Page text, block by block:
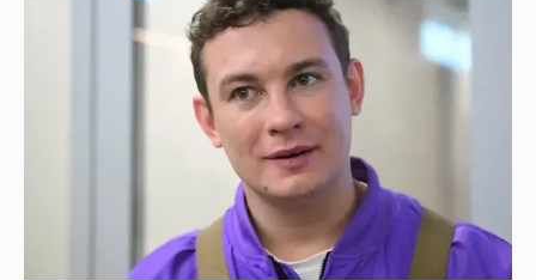
Никита Кологривый высказался насчёт